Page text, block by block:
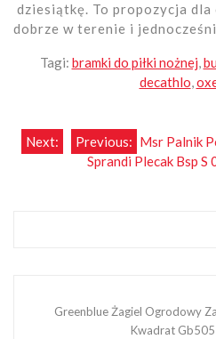
dziesiątkę. To propozycja dla
dobrze w terenie i
Tagi: bramki do piłki nożnej,
decathlo,
Nawigacja
Previous: Msr Palnik
Next:
Sprandi Plecak Bsp S
Greenblue Żagiel Ogrodowy
Kwadrat